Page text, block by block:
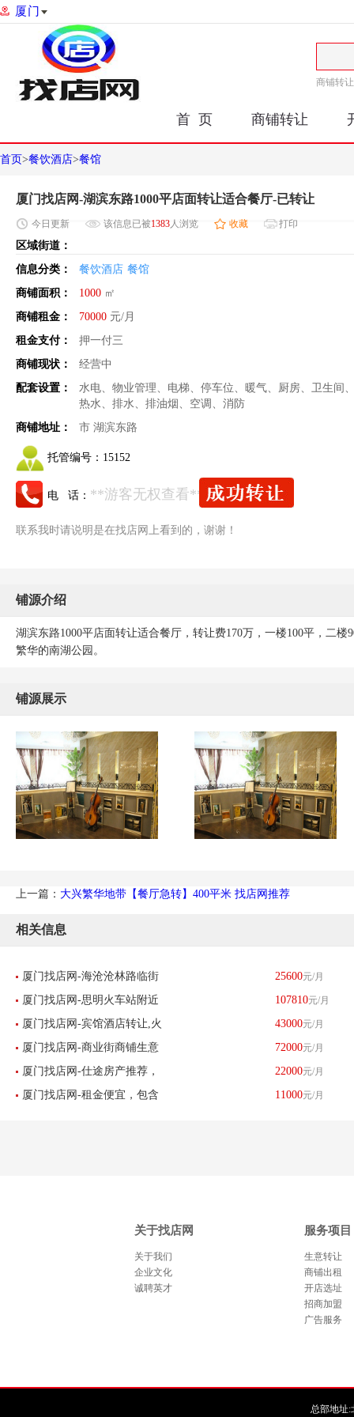
厦门
商铺转让
首 页 商铺转让
首页>餐饮酒店>餐馆
厦门找店网-湖滨东路1000平店面转让适合餐厅-已转让
今日 更新 该信息已被1383人浏览 收藏 打印
区域街道：
信息分类：
餐饮酒店 餐馆
商铺面积：
1000 ㎡
商铺租金：
70000 元/月
租金支付：
押一付三
商铺现状：
经营中
配套设置：
水电、物业管理、电梯、停车位、暖气、厨房、卫生间
热水、排水、排油烟、空调、消防
商铺地址：
市 湖滨东路
托管编号： 15152
电 话： **游客无权查看**
联系我时请说明是在找店网上看到的，谢谢！
铺源介绍
湖滨东路1000平店面转让适合餐厅，转让费170万，一楼100平，二
繁华的南湖公园。
铺源展示
上一篇： 大兴繁华地带【餐厅急转】400平米 找店网推荐
相关信息
厦门找店网-海沧沧林路临街
门面生意转让-已转让
25600元/月
厦门找店网-思明火车站附近
酒店生意转让-已转让
107810元/月
厦门找店网-宾馆酒店转让,火
车站客房30多间-已转让
43000元/月
厦门找店网-商业街商铺生意
转让餐饮酒楼转让-已转让
72000元/月
厦门找店网-仕途房产推荐，
曾厝垵独栋带院子13间客房
22000元/月
厦门找店网-租金便宜，包含 11000元/月
关于找店网
关于我们
企业文化
诚聘英才
服务项目
生意转让
商铺出租
开店选址
招商加盟
广告服务
总部地址: